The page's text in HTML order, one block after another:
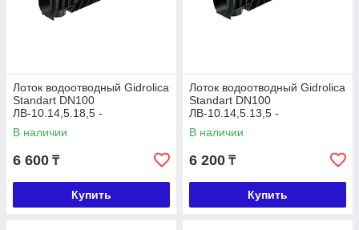
Лоток водоотводный Gidrolica
Standart DN100
ЛВ-10.14,5.18,5 -
пластиковый
В наличии
6 600 ₸
Купить
Лоток водоотводный Gidrolica
Standart DN100
ЛВ-10.14,5.13,5 -
пластиковый
В наличии
6 200 ₸
Купить